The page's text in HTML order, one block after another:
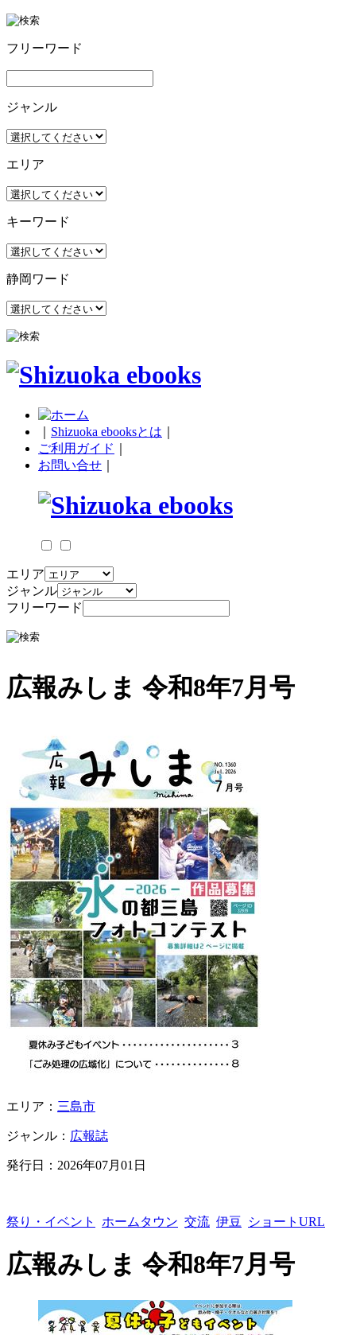
フリーワード
ジャンル
エリア
キーワード
静岡ワード
Shizuoka ebooksとは
ご利用ガイド
お問い合せ
エリア
ジャンル
フリーワード
広報みしま 令和8年7月号
エリア： 三島市
ジャンル： 広報誌
発行日： 2026年07月01日
祭り・イベント ホームタウン 交流 伊豆 ショートURL
広報みしま 令和8年7月号